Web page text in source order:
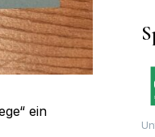
ein